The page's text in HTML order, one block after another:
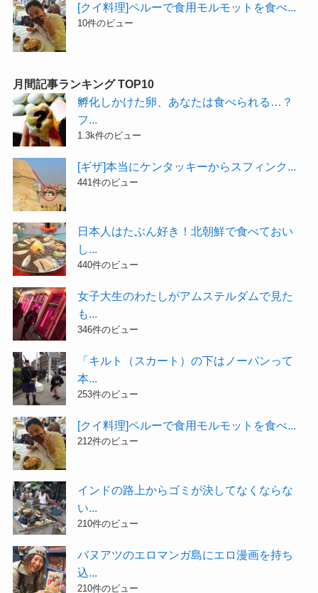
[クイ料理]ペルーで食用モルモットを食べ...
10件のビュー
月間記事ランキング TOP10
孵化しかけた卵、あなたは食べられる…？
フ...
1.3k件のビュー
[ギザ]本当にケンタッキーからスフィンク...
441件のビュー
日本人はたぶん好き！北朝鮮で食べておい
し...
440件のビュー
女子大生のわたしがアムステルダムで見た
も...
346件のビュー
「キルト（スカート）の下はノーパンって
本...
253件のビュー
[クイ料理]ペルーで食用モルモットを食べ...
212件のビュー
インドの路上からゴミが決してなくならな
い...
210件のビュー
バヌアツのエロマンガ島にエロ漫画を持ち
込...
210件のビュー